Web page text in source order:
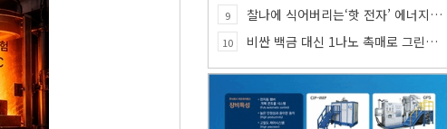
9 찰나에 식어버리는‘핫 전자’ 에너지, 망간 거쳐 화학반응에 쓴다
10 비싼 백금 대신 1나노 촉매로 그린수소 생산